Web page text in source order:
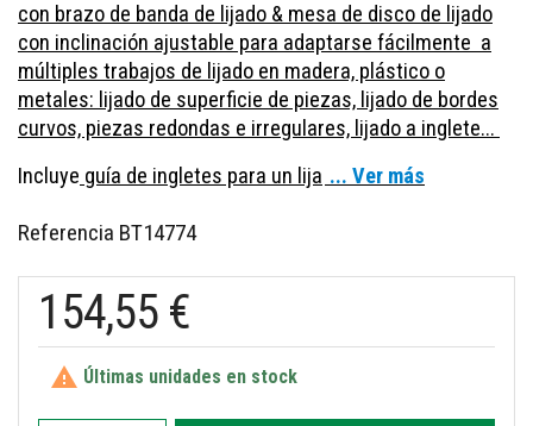
con brazo de banda de lijado & mesa de disco de lijado
con inclinación ajustable para adaptarse fácilmente a
múltiples trabajos de lijado en madera, plástico o
metales: lijado de superficie de piezas, lijado de bordes
curvos, piezas redondas e irregulares, lijado a inglete...
Incluye guía de ingletes para un lija ... Ver más
Referencia BT14774
154,55 €
 Últimas unidades en stock